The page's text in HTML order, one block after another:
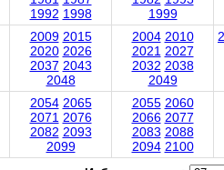
1992 1998
1999
2009 2015
2020 2026
2037 2043
2048
2004 2010
2021 2027
2032 2038
2049
2054 2065
2071 2076
2082 2093
2099
2055 2060
2066 2077
2083 2088
2094 2100